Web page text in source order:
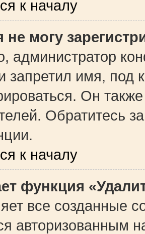
к началу
не могу
администратор
запретил имя, под
Он
Обратитесь
к началу
функция
все созданные
авторизованным